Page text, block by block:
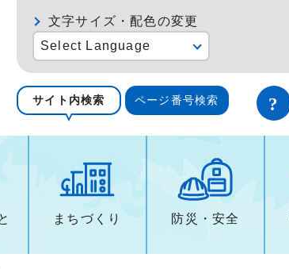
文字サイズ・配色の変更
Select Language
サイト内検索 ページ番号検索
まちづくり 防災・安全